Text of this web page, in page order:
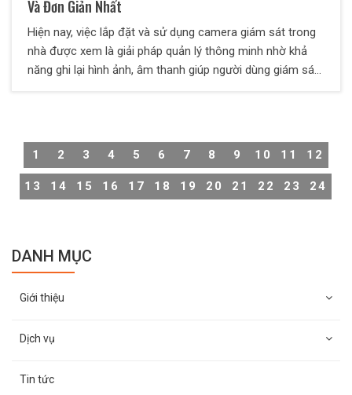
Và Đơn Giản Nhất
Hiện nay, việc lắp đặt và sử dụng camera giám sát trong
nhà được xem là giải pháp quản lý thông minh nhờ khả
năng ghi lại hình ảnh, âm thanh giúp người dùng giám sát
ai cũng biết cách tắt camera chuẩn xác. Vì vậy, Thiên
trong nhà cực đơn giản và nhanh chóng.
1 2 3 4 5 6 7 8 9 10 11 12
13 14 15 16 17 18 19 20 21 22 23 24
DANH MỤC
Giới thiệu
Dịch vụ
Tin tức